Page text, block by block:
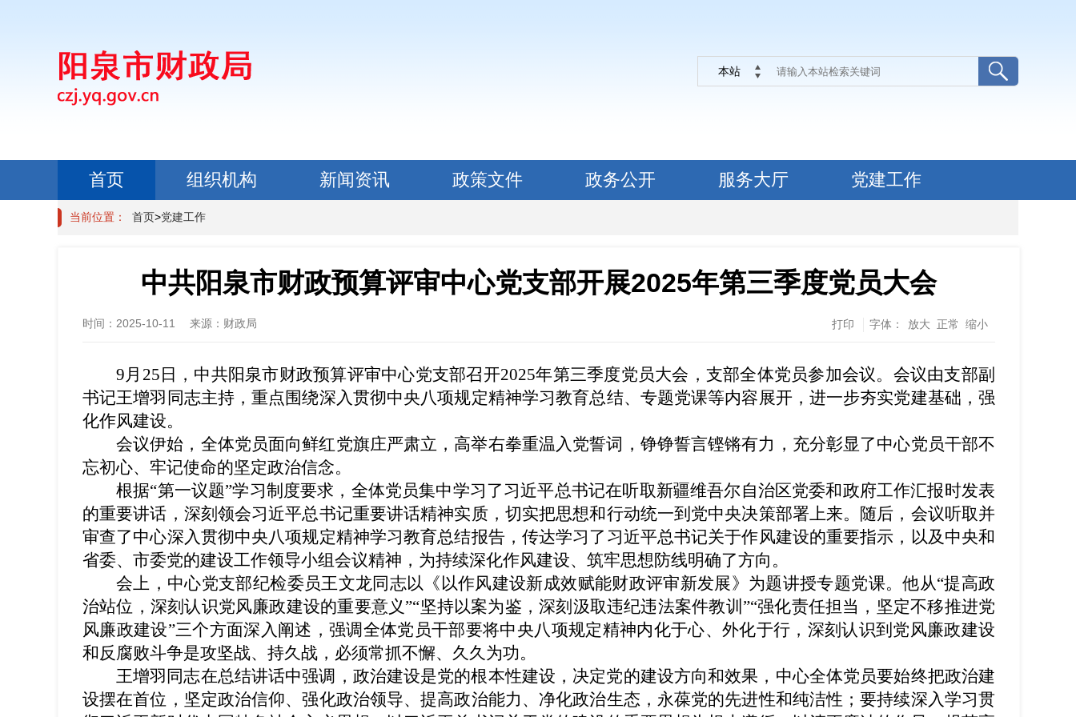
本站
首页 组织机构 新闻资讯 政策文件 政务公开 服务大厅
党建工作
政民互动
当前位置： 首页>党建工作
中共阳泉市财政预算评审中心党支部开展2025年第三季度党员大会
时间： 2025-10-11 来源： 财政局 打印 字体： 放大 正常 缩小
9月25日，中共阳泉市财政预算评审中心党支部召开2025年第三季度党员大会，支部全体党员参加会议。会议由支部副
书记王增羽同志主持，重点围绕深入贯彻中央八项规定精神学习教育总结、专题党课等内容展开，进一步夯实党建基础，强
化作风建设。
会议伊始，全体党员面向鲜红党旗庄严肃立，高举右拳重温入党誓词，铮铮誓言铿锵有力，充分彰显了中心党员干部不
忘初心、牢记使命的坚定政治信念。
根据“第一议题”学习制度要求，全体党员集中学习了习近平总书记在听取新疆维吾尔自治区党委和政府工作汇报时发表
的重要讲话，深刻领会习近平总书记重要讲话精神实质，切实把思想和行动统一到党中央决策部署上来。随后，会议听取并
审查了中心深入贯彻中央八项规定精神学习教育总结报告，传达学习了习近平总书记关于作风建设的重要指示，以及中央和
省委、市委党的建设工作领导小组会议精神，为持续深化作风建设、筑牢思想防线明确了方向。
会上，中心党支部纪检委员王文龙同志以《以作风建设新成效赋能财政评审新发展》为题讲授专题党课。他从“提高政
治站位，深刻认识党风廉政建设的重要意义”“坚持以案为鉴，深刻汲取违纪违法案件教训”“强化责任担当，坚定不移推进党
风廉政建设”三个方面深入阐述，强调全体党员干部要将中央八项规定精神内化于心、外化于行，深刻认识到党风廉政建设
和反腐败斗争是攻坚战、持久战，必须常抓不懈、久久为功。
王增羽同志在总结讲话中强调，政治建设是党的根本性建设，决定党的建设方向和效果，中心全体党员要始终把政治建
设摆在首位，坚定政治信仰、强化政治领导、提高政治能力、净化政治生态，永葆党的先进性和纯洁性；要持续深入学习贯